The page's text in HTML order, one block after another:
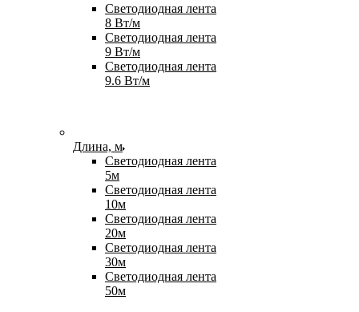
Светодиодная лента
8 Вт/м
Светодиодная лента
9 Вт/м
Светодиодная лента
9.6 Вт/м
Длина, м
Светодиодная лента
5м
Светодиодная лента
10м
Светодиодная лента
20м
Светодиодная лента
30м
Светодиодная лента
50м